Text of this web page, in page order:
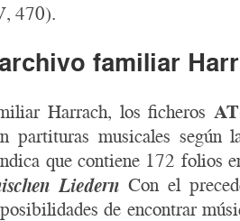
470).
familiar
Harrach, los ficheros
partituras musicales
que contiene 172 folios
Liedern Con el
de encontrar